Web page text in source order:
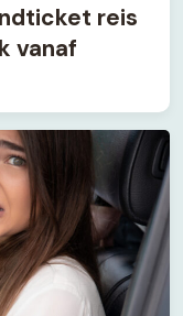
reis
vanaf